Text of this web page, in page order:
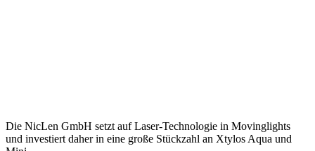
Die NicLen GmbH setzt auf Laser-Technologie in Movinglights
und investiert daher in eine große Stückzahl an Xtylos Aqua und